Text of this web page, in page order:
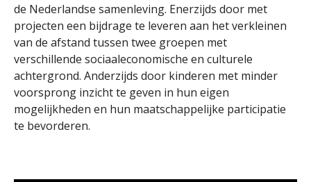
de Nederlandse samenleving. Enerzijds door met
projecten een bijdrage te leveren aan het verkleinen
van de afstand tussen twee groepen met
verschillende sociaaleconomische en culturele
achtergrond. Anderzijds door kinderen met minder
voorsprong inzicht te geven in hun eigen
mogelijkheden en hun maatschappelijke participatie
te bevorderen.